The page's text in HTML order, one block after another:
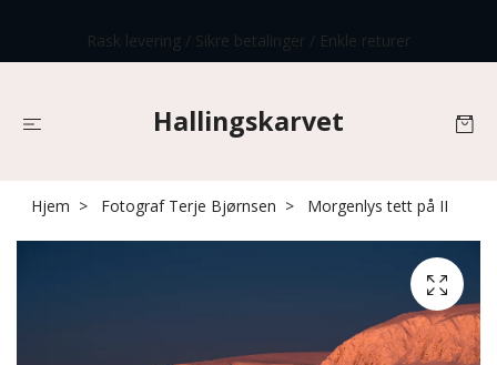
Rask levering / Sikre betalinger / Enkle returer
Hallingskarvet
Hjem Fotograf Terje Bjørnsen Morgenlys tett på II